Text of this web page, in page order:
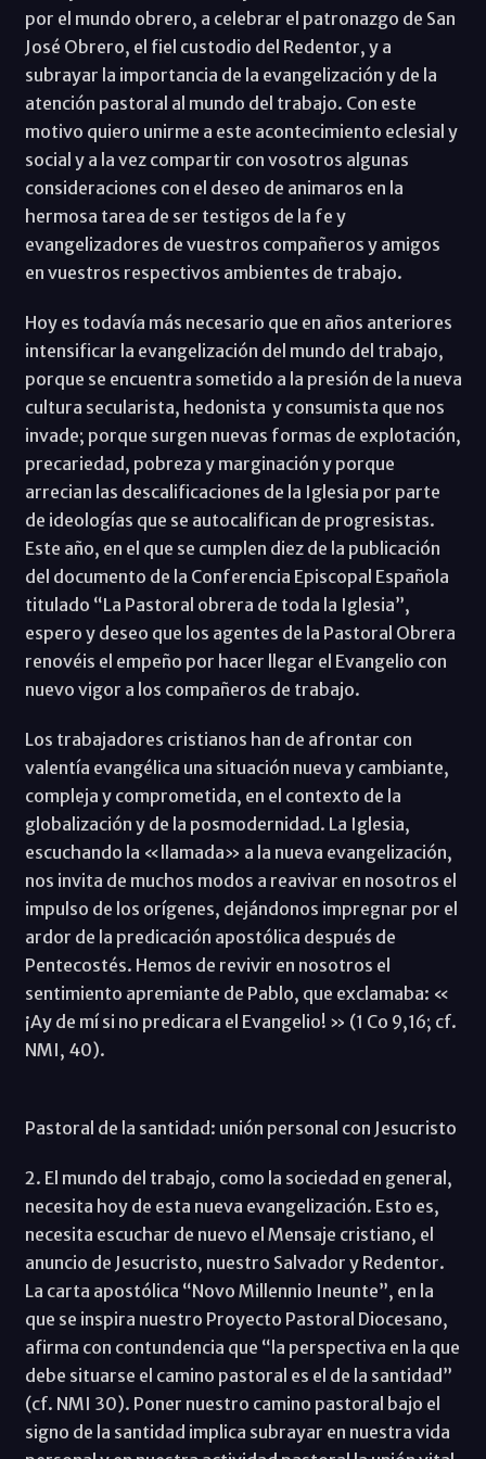
por el mundo obrero, a celebrar el patronazgo de San
José Obrero, el fiel custodio del Redentor, y a
subrayar la importancia de la evangelización y de la
atención pastoral al mundo del trabajo. Con este
motivo quiero unirme a este acontecimiento eclesial y
social y a la vez compartir con vosotros algunas
consideraciones con el deseo de animaros en la
hermosa tarea de ser testigos de la fe y
evangelizadores de vuestros compañeros y amigos
en vuestros respectivos ambientes de trabajo.
Hoy es todavía más necesario que en años anteriores
intensificar la evangelización del mundo del trabajo,
porque se encuentra sometido a la presión de la nueva
cultura secularista, hedonista y consumista que nos
invade; porque surgen nuevas formas de explotación,
precariedad, pobreza y marginación y porque
arrecian las descalificaciones de la Iglesia por parte
de ideologías que se autocalifican de progresistas.
Este año, en el que se cumplen diez de la publicación
del documento de la Conferencia Episcopal Española
titulado “La Pastoral obrera de toda la Iglesia”,
espero y deseo que los agentes de la Pastoral Obrera
renovéis el empeño por hacer llegar el Evangelio con
nuevo vigor a los compañeros de trabajo.
Los trabajadores cristianos han de afrontar con
valentía evangélica una situación nueva y cambiante,
compleja y comprometida, en el contexto de la
globalización y de la posmodernidad. La Iglesia,
escuchando la «llamada» a la nueva evangelización,
nos invita de muchos modos a reavivar en nosotros el
impulso de los orígenes, dejándonos impregnar por el
ardor de la predicación apostólica después de
Pentecostés. Hemos de revivir en nosotros el
sentimiento apremiante de Pablo, que exclamaba: «
¡Ay de mí si no predicara el Evangelio! » (1 Co 9,16; cf.
NMI, 40).
Pastoral de la santidad: unión personal con Jesucristo
2. El mundo del trabajo, como la sociedad en general,
necesita hoy de esta nueva evangelización. Esto es,
necesita escuchar de nuevo el Mensaje cristiano, el
anuncio de Jesucristo, nuestro Salvador y Redentor.
La carta apostólica “Novo Millennio Ineunte”, en la
que se inspira nuestro Proyecto Pastoral Diocesano,
afirma con contundencia que “la perspectiva en la que
debe situarse el camino pastoral es el de la santidad”
(cf. NMI 30). Poner nuestro camino pastoral bajo el
signo de la santidad implica subrayar en nuestra vida